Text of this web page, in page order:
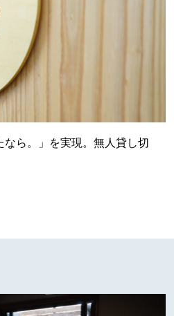
なら。」を実現。無人貸し切